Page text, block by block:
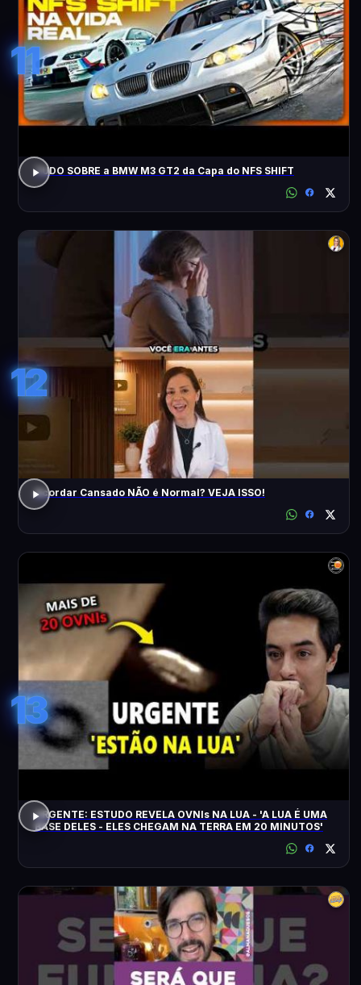
11
TUDO SOBRE a BMW M3 GT2 da Capa do NFS SHIFT
12
Acordar Cansado NÃO é Normal? VEJA ISSO!
13
URGENTE: ESTUDO REVELA OVNIs NA LUA - 'A LUA É UMA
BASE DELES - ELES CHEGAM NA TERRA EM 20 MINUTOS'